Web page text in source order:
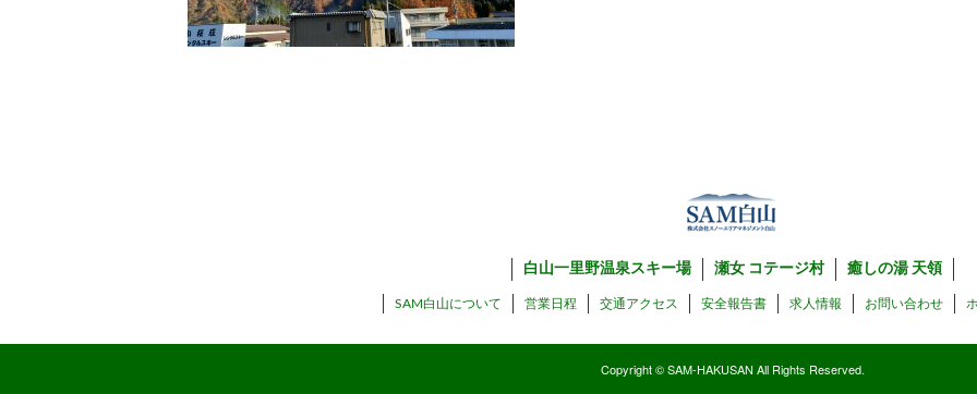
白山一里野温泉スキー場 瀬女 コテージ村 癒しの湯 天領
SAM白山について 営業日程 交通アクセス 安全報告書 求人情報 お問い合わせ
Copyright © SAM-HAKUSAN All Rights Reserved.